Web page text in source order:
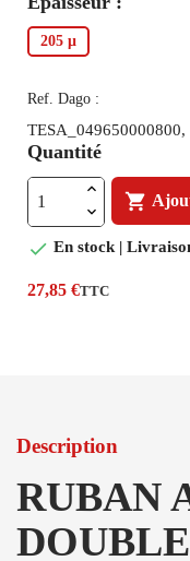
205 μ
Ref. Dago :
TESA_049650000800,
Quantité

 En stock |
27,85 €TTC
Description
RUBAN